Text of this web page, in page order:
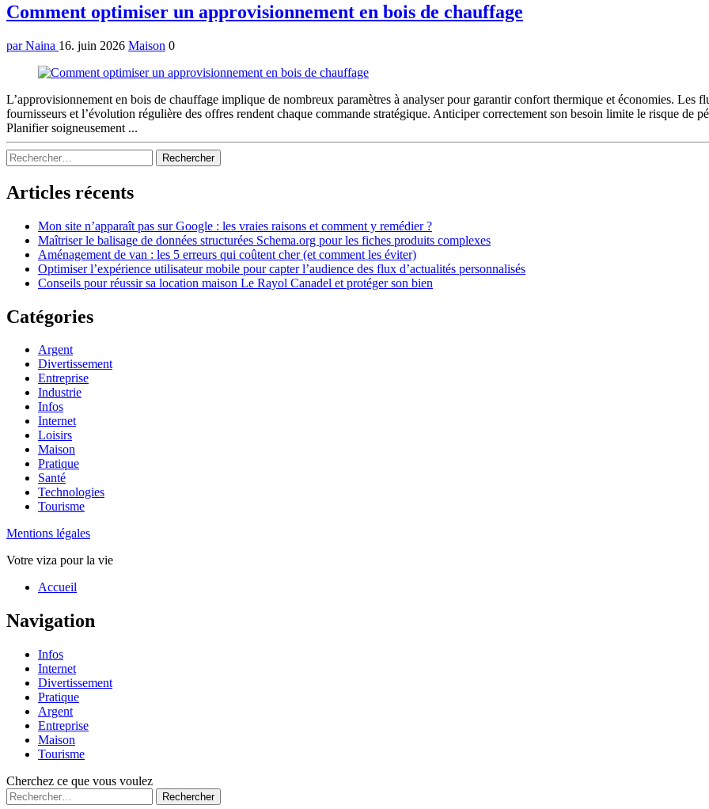
Comment optimiser un approvisionnement en bois de chauffage
par Naina 16. juin 2026 Maison 0
L’approvisionnement en bois de chauffage implique de nombreux paramètres à analyser pour garantir confort thermique et économies. Les
fournisseurs et l’évolution régulière des offres rendent chaque commande stratégique. Anticiper correctement son besoin limite le risque de
Planifier soigneusement ...
Sidebar
Rechercher :
Articles récents
Mon site n’apparaît pas sur Google : les vraies raisons et comment y remédier ?
Maîtriser le balisage de données structurées Schema.org pour les fiches produits complexes
Aménagement de van : les 5 erreurs qui coûtent cher (et comment les éviter)
Optimiser l’expérience utilisateur mobile pour capter l’audience des flux d’actualités personnalisés
Conseils pour réussir sa location maison Le Rayol Canadel et protéger son bien
Catégories
Argent
Divertissement
Entreprise
Industrie
Infos
Internet
Loisirs
Maison
Pratique
Santé
Technologies
Tourisme
Mentions légales
Votre viza pour la vie
Haut
page
Accueil
Navigation
Infos
Internet
Divertissement
Pratique
Argent
Entreprise
Maison
Tourisme
Cherchez ce que vous voulez
Rechercher :